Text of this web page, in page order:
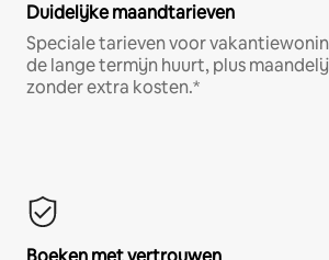
Duidelijke maandtarieven
Speciale tarieven voor
de lange termijn huurt, plus
zonder extra kosten.*